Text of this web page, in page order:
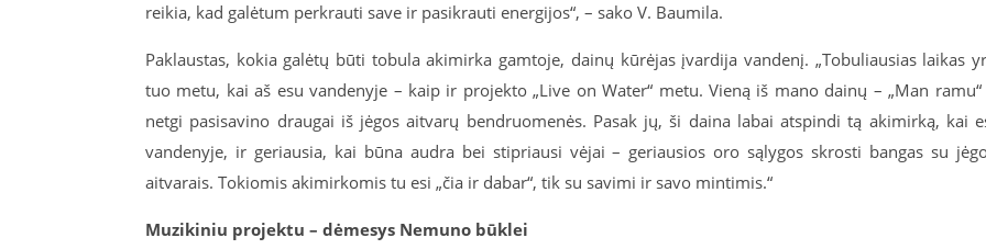
reikia, kad galėtum perkrauti save ir pasikrauti energijos“, – sako V. Baumila.
Paklaustas, kokia galėtų būti tobula akimirka gamtoje, dainų kūrėjas įvardija vandenį. „Tobuliausias laikas
tuo metu, kai aš esu vandenyje – kaip ir projekto „Live on Water“ metu. Vieną iš mano dainų – „Man ramu“
netgi pasisavino draugai iš jėgos aitvarų bendruomenės. Pasak jų, ši daina labai atspindi tą akimirką, kai
vandenyje, ir geriausia, kai būna audra bei stipriausi vėjai – geriausios oro sąlygos skrosti bangas su
aitvarais. Tokiomis akimirkomis tu esi „čia ir dabar“, tik su savimi ir savo mintimis.“
Muzikiniu projektu – dėmesys Nemuno būklei